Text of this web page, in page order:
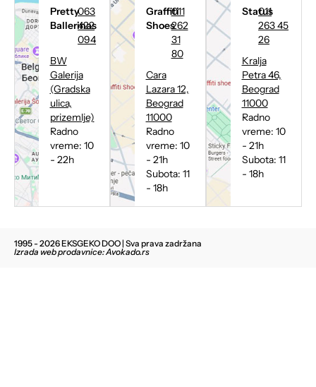
Pretty
Ballerinas
063
422
094
BW
Galerija
(Gradska
ulica,
prizemlje)
Radno
vreme: 10
- 22h
Graffiti
Shoes
011
262
31
80
Cara
Lazara 12,
Beograd
11000
Radno
vreme: 10
- 21h
Subota: 11
- 18h
Status
011
263 45
26
Kralja
Petra 46,
Beograd
11000
Radno
vreme: 10
- 21h
Subota: 11
- 18h
1995 - 2026 EKSGEKO DOO | Sva prava zadržana
Izrada web prodavnice: Avokado.rs